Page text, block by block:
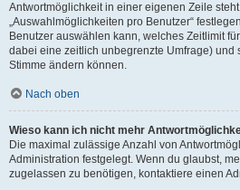
Antwortmöglichkeit in einer eigenen Zeile
„Auswahlmöglichkeiten pro Benutzer“
Benutzer auswählen kann, welches Zeitlimit
dabei eine zeitlich unbegrenzte Umfrage) und
Stimme ändern können.
Nach oben
Wieso kann ich nicht mehr
Die maximal zulässige Anzahl von
Administration festgelegt. Wenn du glaubst,
zugelassen zu benötigen, kontaktiere einen